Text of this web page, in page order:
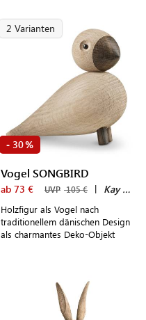
2 Varianten
- 30%
Vogel SONGBIRD
ab 73 € UVP 105 € | Kay Bojesen
Holzfigur als Vogel nach
traditionellem dänischen Design
als charmantes Deko-Objekt